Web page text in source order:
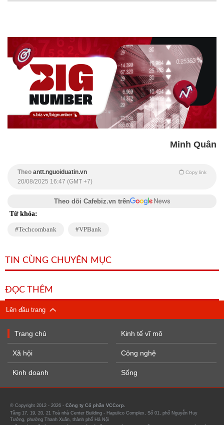
Minh Quân
Theo antt.nguoiduatin.vn Copy link
20/08/2025 16:47 (GMT +7)
Theo dõi Cafebiz.vn trên
Từ khóa:
Techcombank VPBank
TIN CÙNG CHUYÊN MỤC
ĐỌC THÊM
Lên đầu trang
Trang chủ
Xã hội
Kinh doanh
Kinh tế vĩ mô
Công nghệ
Sống
© Copyright 2012 - 2026 - Công ty Cổ phần VCCorp.
Tầng 17, 19, 20, 21 Toà nhà Center Building - Hapulico Complex, Số 01, phố Nguyễn Huy
Tưởng, phường Thanh Xuân, thành phố Hà Nội